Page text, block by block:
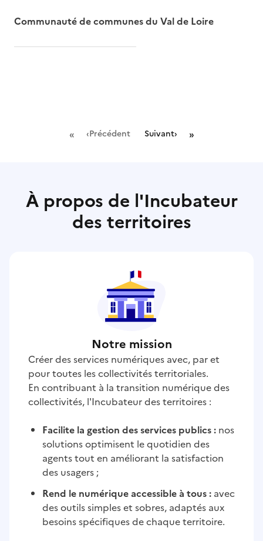
Communauté de communes du Val de Loire
« ‹Précédent Suivant› »
À propos de l'Incubateur
des territoires
Notre mission
Créer des services numériques avec, par et
pour toutes les collectivités territoriales.
En contribuant à la transition numérique des
collectivités, l'Incubateur des territoires :
Facilite la gestion des services publics : nos
solutions optimisent le quotidien des
agents tout en améliorant la satisfaction
des usagers ;
Rend le numérique accessible à tous : avec
des outils simples et sobres, adaptés aux
besoins spécifiques de chaque territoire.